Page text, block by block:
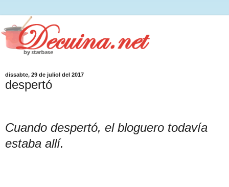
dissabte, 29 de juliol del 2017
despertó
Cuando despertó, el bloguero todavía
estaba allí.